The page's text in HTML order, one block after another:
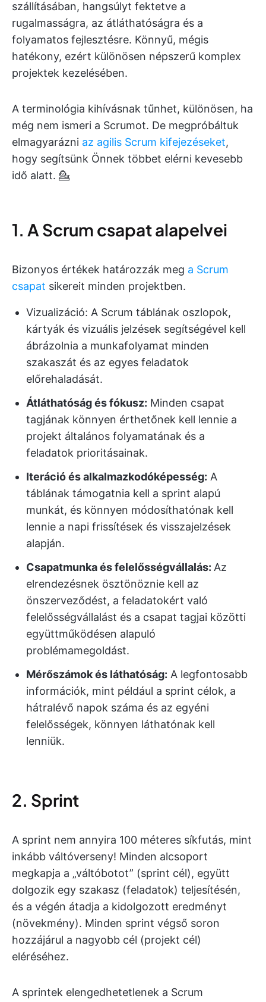
szállításában, hangsúlyt fektetve a
rugalmasságra, az átláthatóságra és a
folyamatos fejlesztésre. Könnyű, mégis
hatékony, ezért különösen népszerű komplex
projektek kezelésében.
A terminológia kihívásnak tűnhet, különösen, ha
még nem ismeri a Scrumot. De megpróbáltuk
elmagyarázni az agilis Scrum kifejezéseket,
hogy segítsünk Önnek többet elérni kevesebb
idő alatt. 💁
1. A Scrum csapat alapelvei
Bizonyos értékek határozzák meg a Scrum
csapat sikereit minden projektben.
Vizualizáció: A Scrum táblának oszlopok,
kártyák és vizuális jelzések segítségével kell
ábrázolnia a munkafolyamat minden
szakaszát és az egyes feladatok
előrehaladását.
Átláthatóság és fókusz: Minden csapat
tagjának könnyen érthetőnek kell lennie a
projekt általános folyamatának és a
feladatok prioritásainak.
Iteráció és alkalmazkodóképesség: A
táblának támogatnia kell a sprint alapú
munkát, és könnyen módosíthatónak kell
lennie a napi frissítések és visszajelzések
alapján.
Csapatmunka és felelősségvállalás: Az
elrendezésnek ösztönöznie kell az
önszerveződést, a feladatokért való
felelősségvállalást és a csapat tagjai közötti
együttműködésen alapuló
problémamegoldást.
Mérőszámok és láthatóság: A legfontosabb
információk, mint például a sprint célok, a
hátralévő napok száma és az egyéni
felelősségek, könnyen láthatónak kell
lenniük.
2. Sprint
A sprint nem annyira 100 méteres síkfutás, mint
inkább váltóverseny! Minden alcsoport
megkapja a „váltóbotot” (sprint cél), együtt
dolgozik egy szakasz (feladatok) teljesítésén,
és a végén átadja a kidolgozott eredményt
(növekmény). Minden sprint végső soron
hozzájárul a nagyobb cél (projekt cél)
eléréséhez.
A sprintek elengedhetetlenek a Scrum